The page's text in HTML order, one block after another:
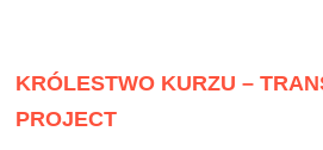
KRÓLESTWO KURZU –
PROJECT